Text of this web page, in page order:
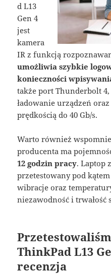
d L13
Gen 4
jest
kamera
IR z funkcją
umożliwia szybkie
konieczności
także port Thunderbolt
ładowanie urządzeń
prędkością do 40 Gb/s.
Warto również
producenta ma
12 godzin pracy. Laptop
przetestowany pod
wibracje oraz
niezawodność i trwałość
ThinkPad L13
recenzja